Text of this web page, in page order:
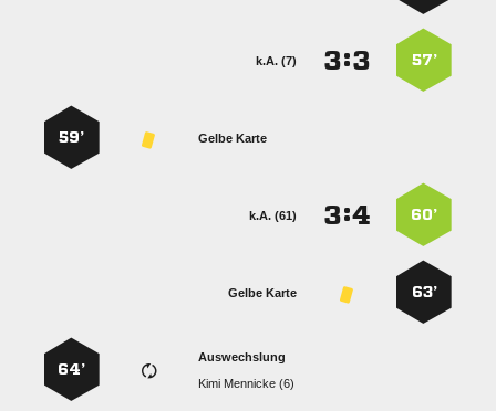
57’
:
k.A. (7)
Gelbe Karte
59’
60’
:
k.A. (61)
63’
Gelbe Karte
Auswechslung
  
64’